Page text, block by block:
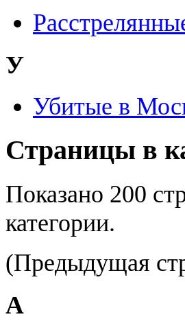
У
Убитые в
Страницы в
Показано 200
категории.
(Предыдущая
А